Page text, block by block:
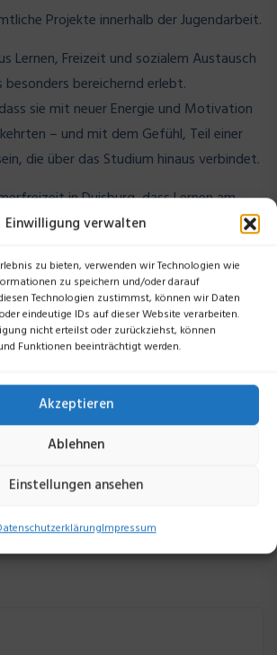
Einwilligung verwalten
zu bieten, verwenden wir Technologien wie
zu speichern und/oder darauf
Technologien zustimmst, können wir Daten
eindeutige IDs auf dieser Website verarbeiten.
nicht erteilst oder zurückziehst, können
Funktionen beeinträchtigt werden.
Akzeptieren
Ablehnen
Einstellungen ansehen
Impressum
Projekte innerhalb der Jugendarbeit.
Lernen, Freizeit und sozialem Austausch
bereichernd erlebt.
sie mit neuer Energie und Motivation
– und mit dem Gefühl, Teil einer
die über das Studium hinaus verbindet.
in Duisburg, dass Lernen am
wo Gemeinschaft, Offenheit und